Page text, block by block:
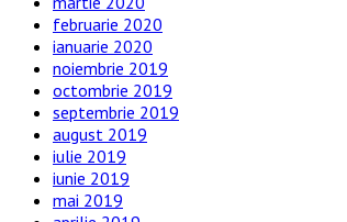
februarie 2020
ianuarie 2020
noiembrie 2019
octombrie 2019
septembrie 2019
august 2019
iulie 2019
iunie 2019
mai 2019